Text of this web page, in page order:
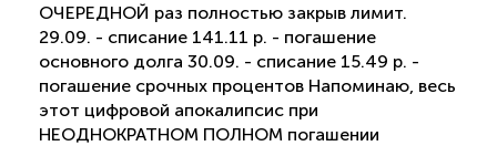
ОЧЕРЕДНОЙ раз полностью закрыв лимит.
29.09. - списание 141.11 р. - погашение
основного долга 30.09. - списание 15.49 р. -
погашение срочных процентов Напоминаю, весь
этот цифровой апокалипсис при
НЕОДНОКРАТНОМ ПОЛНОМ погашении